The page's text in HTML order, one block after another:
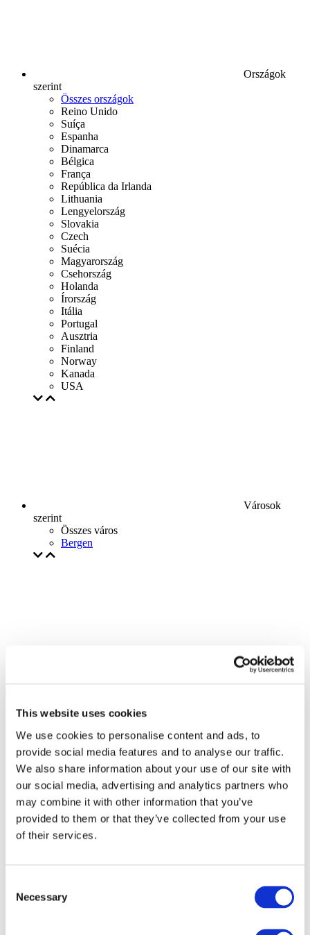
This website uses cookies
We use cookies to personalise content and ads, to
provide social media features and to analyse our traffic.
We also share information about your use of our site with
our social media, advertising and analytics partners who
may combine it with other information that you’ve
provided to them or that they’ve collected from your use
of their services.
Selection
Necessary
Országok
szerint
Összes országok
Reino Unido
Suíça
Espanha
Dinamarca
Bélgica
França
República da Irlanda
Lithuania
Lengyelország
Slovakia
Czech
Suécia
Magyarország
Csehország
Holanda
Írország
Itália
Portugal
Ausztria
Finland
Norway
Kanada
USA
Városok
szerint
Összes város
Bergen